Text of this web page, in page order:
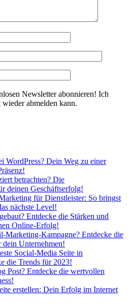
Newsletter abonnieren! Ich
abmelden kann.
WordPress? Dein Weg zu einer
betrachten? Die
deinen Geschäftserfolg!
für Dienstleister: So bringst
nächste Level!
Entdecke die Stärken und
Online-Erfolg!
Marketing-Kampagne? Entdecke die
Unternehmen!
Social-Media Seite in
die Trends für 2023!
Post? Entdecke die wertvollen
erstellen: Dein Erfolg im Internet